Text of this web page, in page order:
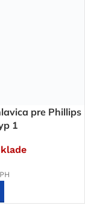
pre Phillips
1